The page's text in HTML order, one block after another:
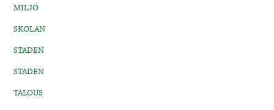
MILJÖ
SKOLAN
STADEN
STADEN
TALOUS